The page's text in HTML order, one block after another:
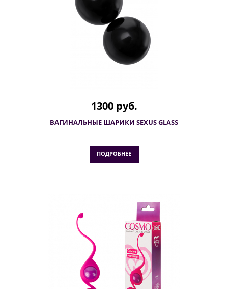
1300 руб.
ВАГИНАЛЬНЫЕ ШАРИКИ SEXUS GLASS
ПОДРОБНЕЕ